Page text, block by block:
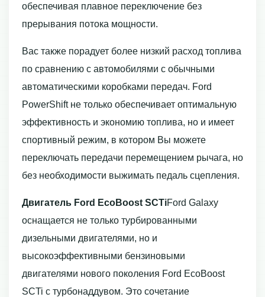
обеспечивая плавное переключение без
прерывания потока мощности.
Вас также порадует более низкий расход топлива
по сравнению с автомобилями с обычными
автоматическими коробками передач. Ford
PowerShift не только обеспечивает оптимальную
эффективность и экономию топлива, но и имеет
спортивный режим, в котором Вы можете
переключать передачи перемещением рычага, но
без необходимости выжимать педаль сцепления.
Двигатель Ford EcoBoost SCTiFord Galaxy
оснащается не только турбированными
дизельными двигателями, но и
высокоэффективными бензиновыми
двигателями нового поколения Ford EcoBoost
SCTi с турбонаддувом. Это сочетание